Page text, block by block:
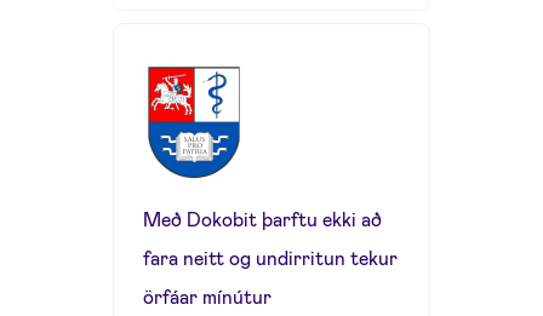
Með Dokobit þarftu ekki að
fara neitt og undirritun tekur
örfáar mínútur